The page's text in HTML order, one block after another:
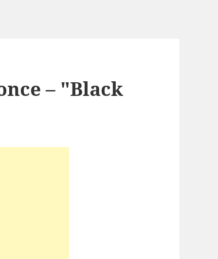
– "Black